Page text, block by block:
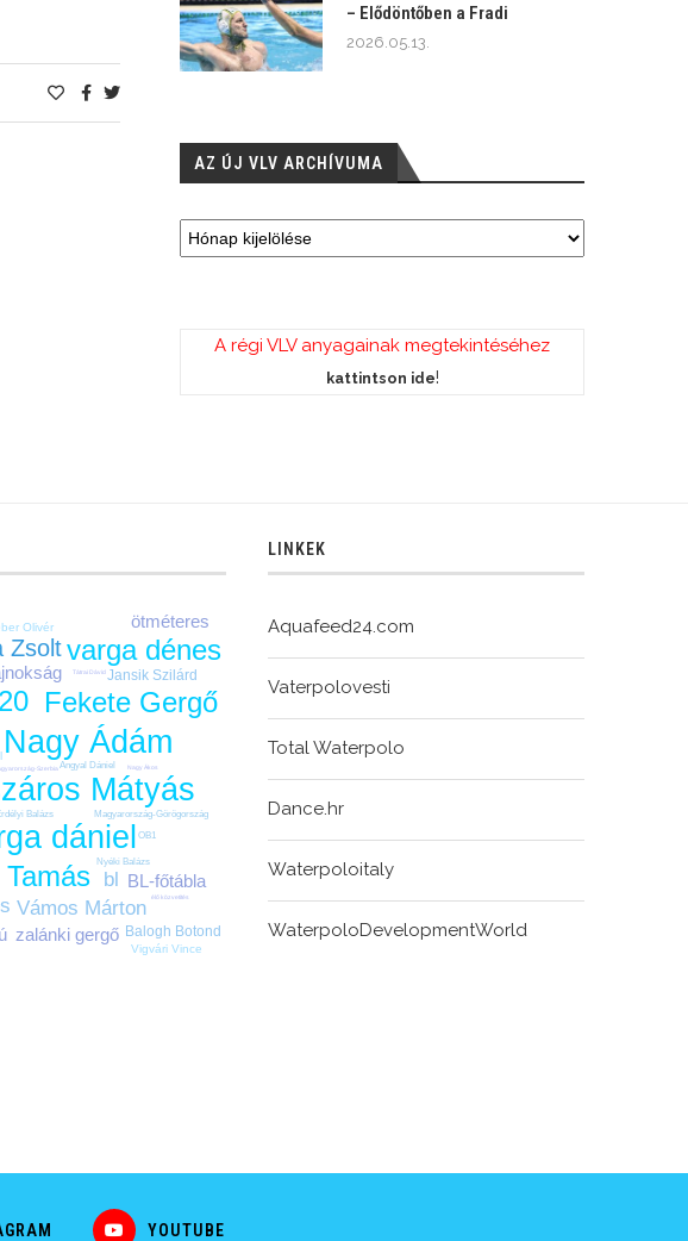
– Elődöntőben a Fradi
2026.05.13.
AZ ÚJ VLV ARCHÍVUMA
A régi VLV anyagainak megtekintéséhez
kattintson ide!
Mátyás
Nagy Ádám
dániel
Fekete Gergő
varga dénes
Zsolt
bl
Vámos Márton
BL-főtábla
zalánki gergő
ötméteres
Balogh Botond
Jansik Szilárd
Olivér
Vigvári Vince
Angyal Dániel
Balázs Magyarország-Görögország
Nyéki Balázs
OB1
Szerbia Nagy Ákos
Tátrai Dávid
élő közvetítés
LINKEK
Aquafeed24.com
Vaterpolovesti
Total Waterpolo
Dance.hr
Waterpoloitaly
WaterpoloDevelopmentWorld
YOUTUBE